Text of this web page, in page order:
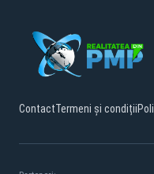
ContactTermeni și condiții